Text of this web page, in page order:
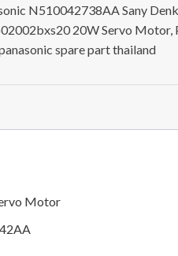
N510042738AA Sany
20W Servo Motor,
spare part thailand
Motor